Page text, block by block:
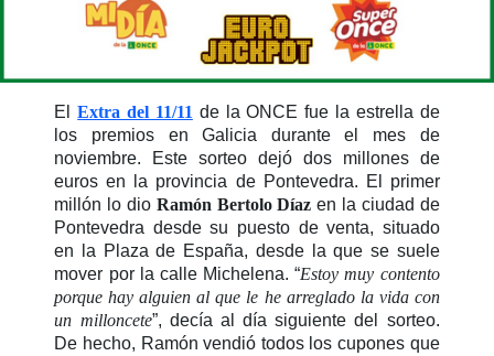
ElExtra del 11/11 de la ONCE fue la estrella de
los premios en Galicia durante el mes de
noviembre. Este sorteo dejó dos millones de
euros en la provincia de Pontevedra. El primer
millón lo dio Ramón Bertolo Díaz en la ciudad de
Pontevedra desde su puesto de venta, situado
en la Plaza de España, desde la que se suele
mover por la calle Michelena. “Estoy muy contento
porque hay alguien al que le he arreglado la vida con
un milloncete”, decía al día siguiente del sorteo.
De hecho, Ramón vendió todos los cupones que